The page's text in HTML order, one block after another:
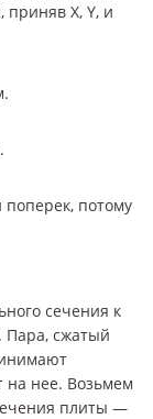
приняв X, Y, и
потому
сечения к
Пара, сжатый
на нее. Возьмем
плиты —